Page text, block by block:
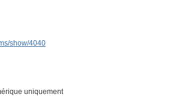
show/4040
uniquement